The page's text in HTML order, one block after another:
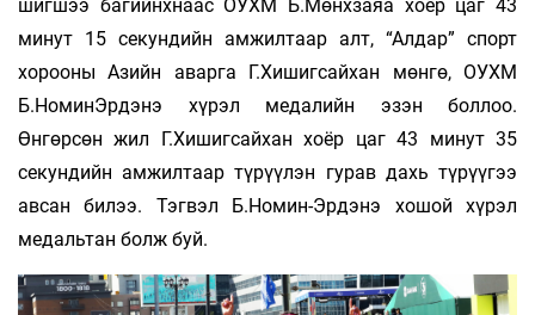
шигшээ багийнхнаас ОУХМ Б.Мөнхзаяа хоёр цаг 43
минут 15 секундийн амжилтаар алт, “Алдар” спорт
хорооны Азийн аварга Г.Хишигсайхан мөнгө, ОУХМ
Б.НоминЭрдэнэ хүрэл медалийн эзэн боллоо.
Өнгөрсөн жил Г.Хишигсайхан хоёр цаг 43 минут 35
секундийн амжилтаар түрүүлэн гурав дахь түрүүгээ
авсан билээ. Тэгвэл Б.Номин-Эрдэнэ хошой хүрэл
медальтан болж буй.